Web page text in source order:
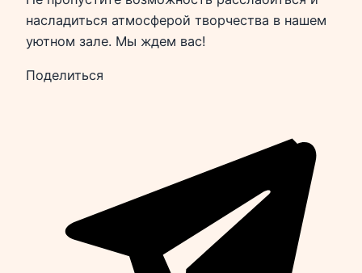
насладиться атмосферой творчества в нашем
уютном зале. Мы ждем вас!
Поделиться